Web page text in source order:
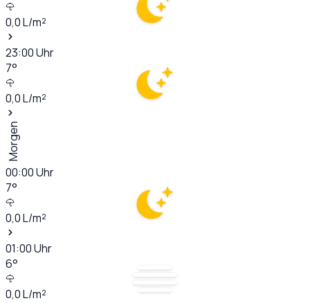
0,0L/m²
23:00Uhr
7°
0,0L/m²
Morgen
00:00Uhr
7°
0,0L/m²
01:00Uhr
6°
0,0L/m²